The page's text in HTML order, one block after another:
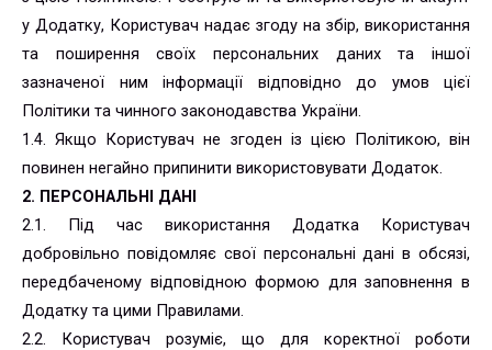
у Додатку, Користувач надає згоду на збір, використання
та поширення своїх персональних даних та іншої
зазначеної ним інформації відповідно до умов цієї
Політики та чинного законодавства України.
1.4. Якщо Користувач не згоден із цією Політикою, він
повинен негайно припинити використовувати Додаток.
2. ПЕРСОНАЛЬНІ ДАНІ
2.1. Під час використання Додатка Користувач
добровільно повідомляє свої персональні дані в обсязі,
передбаченому відповідною формою для заповнення в
Додатку та цими Правилами.
2.2. Користувач розуміє, що для коректної роботи